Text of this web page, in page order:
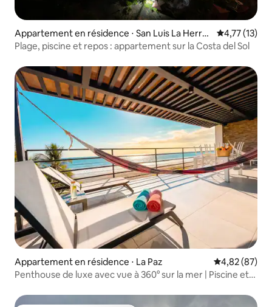
Appartement en résidence ⋅ San Luis La Herra
dura
Évaluation
4,77 (13)
Plage, piscine et repos : appartement sur la Costa del Sol
Appartement en résidence ⋅ La Paz Évaluation
4,82 (87)
Penthouse de luxe avec vue à 360° sur la mer | Piscine et